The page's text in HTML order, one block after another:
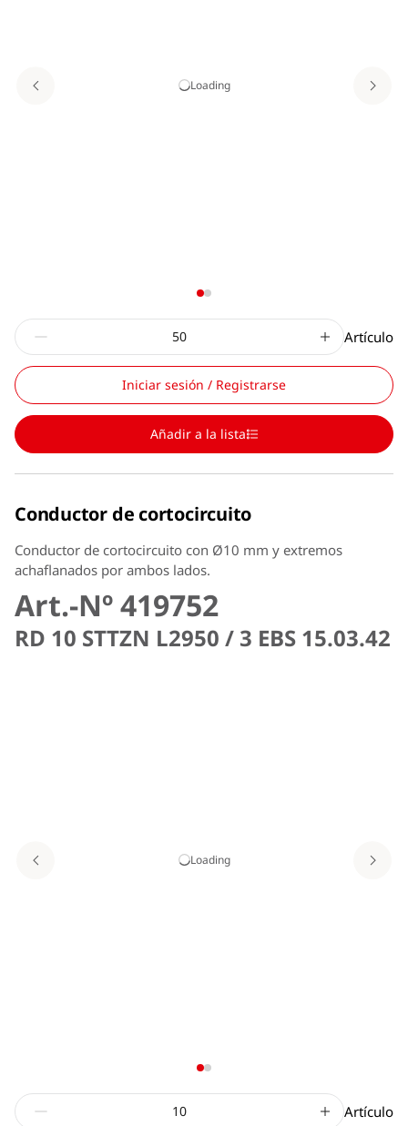
Loading
Artículo
Iniciar sesión / Registrarse
Añadir a la lista
Conductor de cortocircuito
Conductor de cortocircuito con Ø10 mm y extremos
achaflanados por ambos lados.
Art.-Nº 419752
RD 10 STTZN L2950 / 3 EBS 15.03.42
Loading
Artículo